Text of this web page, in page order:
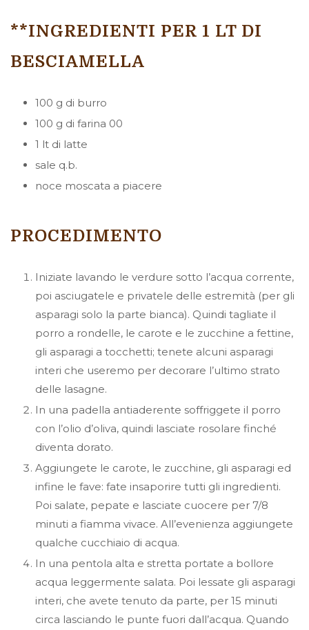
**INGREDIENTI PER 1 LT DI
BESCIAMELLA
100 g di burro
100 g di farina 00
1 lt di latte
sale q.b.
noce moscata a piacere
PROCEDIMENTO
Iniziate lavando le verdure sotto l’acqua corrente,
poi asciugatele e privatele delle estremità (per gli
asparagi solo la parte bianca). Quindi tagliate il
porro a rondelle, le carote e le zucchine a fettine,
gli asparagi a tocchetti; tenete alcuni asparagi
interi che useremo per decorare l’ultimo strato
delle lasagne.
In una padella antiaderente soffriggete il porro
con l’olio d’oliva, quindi lasciate rosolare finché
diventa dorato.
Aggiungete le carote, le zucchine, gli asparagi ed
infine le fave: fate insaporire tutti gli ingredienti.
Poi salate, pepate e lasciate cuocere per 7/8
minuti a fiamma vivace. All’evenienza aggiungete
qualche cucchiaio di acqua.
In una pentola alta e stretta portate a bollore
acqua leggermente salata. Poi lessate gli asparagi
interi, che avete tenuto da parte, per 15 minuti
circa lasciando le punte fuori dall’acqua. Quando